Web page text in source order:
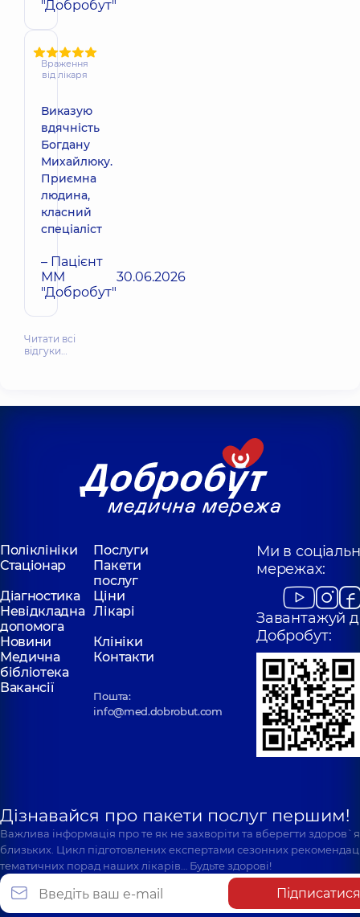
"Добробут"
Враження
від лікаря
Виказую
вдячність
Богдану
Михайлюку.
Приємна
людина,
класний
спеціаліст
– Пацієнт
ММ
"Добробут"
30.06.2026
Читати всі
відгуки…
Поліклініки
Послуги
Стаціонар
Пакети
послуг
Діагностика
Ціни
Невідкладна
допомога
Лікарі
Новини
Клініки
Медична
бібліотека
Контакти
Вакансії
Пошта:
info@med.dobrobut.com
Ми в
мережах:
Завантажуй
Добробут:
Дізнавайся про пакети послуг першим!
Важлива інформація про те як не захворіти та вберегти
близьких. Цикл підготовлених експертами сезонних
тематичних порад наших лікарів… Будьте здорові!
Підписатися